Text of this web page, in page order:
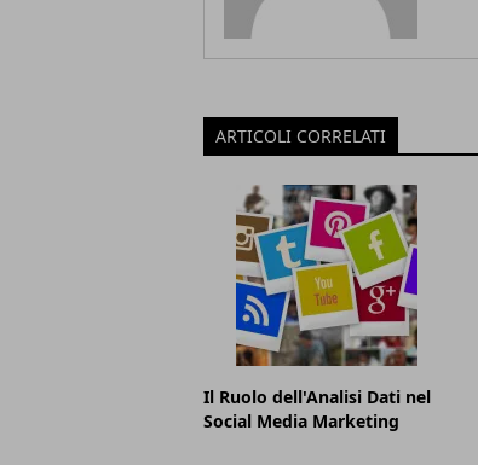
ARTICOLI CORRELATI
Il Ruolo dell'Analisi Dati nel
Social Media Marketing